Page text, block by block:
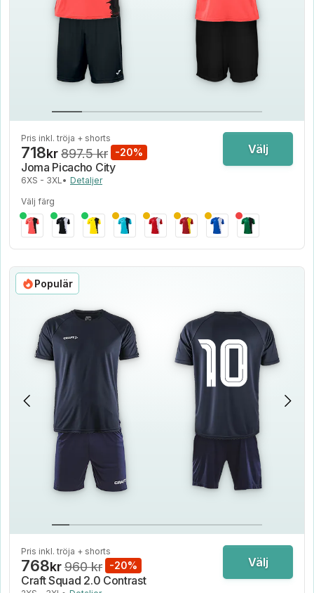
Pris inkl. tröja + shorts
718kr897.5 kr -20%
Joma Picacho City
6XS - 3XL• Detaljer
Välj
Välj färg
Populär
Pris inkl. tröja + shorts
768kr960 kr -20%
Craft Squad 2.0 Contrast
Välj